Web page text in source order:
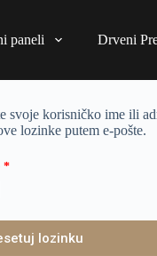
paneli Drveni
svoje korisničko ime ili
lozinke putem e-pošte.
*
lozinku